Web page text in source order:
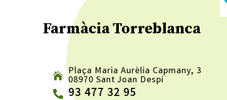
Farmàcia Torreblanca
Plaça Maria Aurèlia Capmany, 3
08970 Sant Joan Despí
93 477 32 95